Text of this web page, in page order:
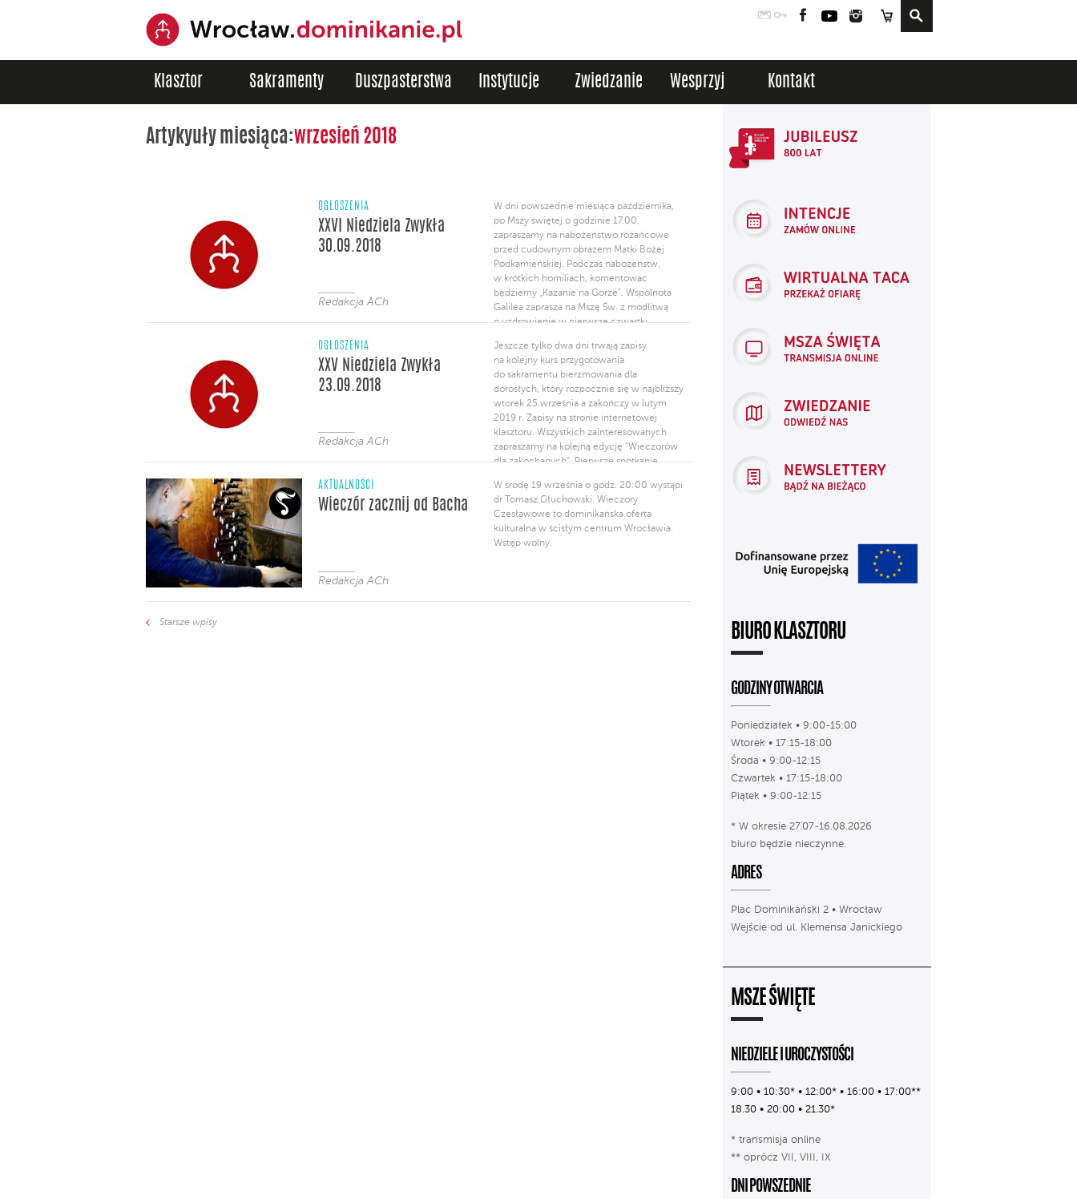
PocztaLogowanie
FacebookYouTubeInstagram
Sklep
Klasztor Sakramenty Duszpasterstwa Instytucje Zwiedzanie Wesprzyj Kontakt
Artykyuły miesiąca:wrzesień 2018
OGŁOSZENIA
XXVI Niedziela Zwykła
30.09.2018
Redakcja ACh
W dni powszednie miesiąca października,
po Mszy świętej o godzinie 17.00,
zapraszamy na nabożeństwo różańcowe
przed cudownym obrazem Matki Bożej
Podkamieńskiej. Podczas nabożeństw,
w krótkich homiliach, komentować
będziemy „Kazanie na Górze”. Wspólnota
Galilea zaprasza na Mszę Św. z modlitwą
o uzdrowienie w pierwsze czwartki
czwartek o godz. 19.00. Dominikańskiej
Duszpasterstwo Rodzin zaprasza rodziców
z dziećmi na wspólną adorację Najśw.
Sakramentu. Spotkamy się sobotę 06.10
o godz. 15:00 w kaplicy akademickiej […]
OGŁOSZENIA
XXV Niedziela Zwykła
23.09.2018
Redakcja ACh
Jeszcze tylko dwa dni trwają zapisy
na kolejny kurs przygotowania
do sakramentu bierzmowania dla
dorosłych, który rozpocznie się w najbliższy
wtorek 25 września a zakończy w lutym
2019 r. Zapisy na stronie internetowej
klasztoru. Wszystkich zainteresowanych
zapraszamy na kolejną edycję “Wieczorów
dla zakochanych”. Pierwsze spotkanie
informacje i możliwość zapisu, na naszej
stronie internetowej. Można się jeszcze
zapisać na kolejny cykl wykładów
w ramach Filozoficzno-Teologicznej […]
AKTUALNOŚCI
Wieczór zacznij od Bacha
Redakcja ACh
W środę 19 września o godz. 20:00 wystąpi
dr Tomasz Głuchowski. Wieczory
Czesławowe to dominikańska oferta
kulturalna w ścisłym centrum Wrocławia.
Wstęp wolny.
Starsze wpisy
BIURO KLASZTORU
GODZINY OTWARCIA
Poniedziałek • 9:00-15:00
Wtorek • 17:15-18:00
Środa • 9:00-12:15
Czwartek • 17:15-18:00
Piątek • 9:00-12:15
* W okresie 27.07-16.08.2026
biuro będzie nieczynne.
ADRES
Plac Dominikański 2 • Wrocław
Wejście od ul. Klemensa Janickiego
MSZE ŚWIĘTE
NIEDZIELE I UROCZYSTOŚCI
9:00 • 10:30* • 12:00* • 16:00 • 17:00**
18.30 • 20:00 • 21.30*
* transmisja online
** oprócz VII, VIII, IX
DNI POWSZEDNIE